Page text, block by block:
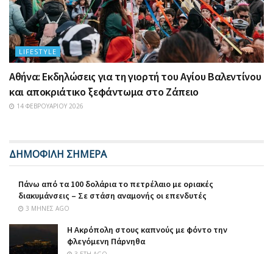
LIFESTYLE
Αθήνα: Εκδηλώσεις για τη γιορτή του Αγίου Βαλεντίνου
και αποκριάτικο ξεφάντωμα στο Ζάπειο
14 ΦΕΒΡΟΥΑΡΊΟΥ 2026
ΔΗΜΟΦΙΛΗ ΣΗΜΕΡΑ
Πάνω από τα 100 δολάρια το πετρέλαιο με οριακές
διακυμάνσεις – Σε στάση αναμονής οι επενδυτές
3 ΜΉΝΕΣ AGO
Η Ακρόπολη στους καπνούς με φόντο την
φλεγόμενη Πάρνηθα